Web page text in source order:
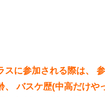
スに参加される際は、
、 バスケ歴(中高だけや